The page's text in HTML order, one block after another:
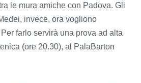
le mura amiche con Padova. Gli
invece, ora vogliono
farlo servirà una prova ad alta
(ore 20.30), al PalaBarton